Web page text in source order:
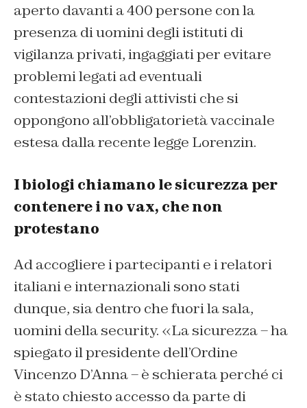
aperto davanti a 400 persone con la
presenza di uomini degli istituti di
vigilanza privati, ingaggiati per evitare
problemi legati ad eventuali
contestazioni degli attivisti che si
oppongono all’obbligatorietà vaccinale
estesa dalla recente legge Lorenzin.
I biologi chiamano le sicurezza per
contenere i no vax, che non
protestano
Ad accogliere i partecipanti e i relatori
italiani e internazionali sono stati
dunque, sia dentro che fuori la sala,
uomini della security. «La sicurezza – ha
spiegato il presidente dell’Ordine
Vincenzo D’Anna – è schierata perché ci
è stato chiesto accesso da parte di